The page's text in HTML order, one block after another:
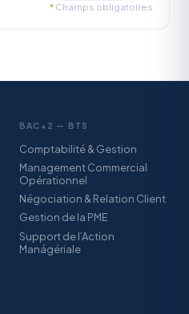
* Champs obligatoires
BAC+2 — BTS
Comptabilité & Gestion
Management Commercial
Opérationnel
Négociation & Relation Client
Gestion de la PME
Support de l’Action
Manágériale